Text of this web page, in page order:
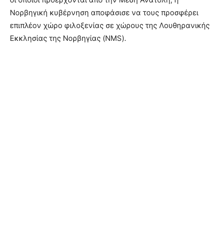
Νορβηγική κυβέρνηση αποφάσισε να τους προσφέρει
επιπλέον χώρο φιλοξενίας σε χώρους της Λουθηρανικής
Εκκλησίας της Νορβηγίας (NMS).